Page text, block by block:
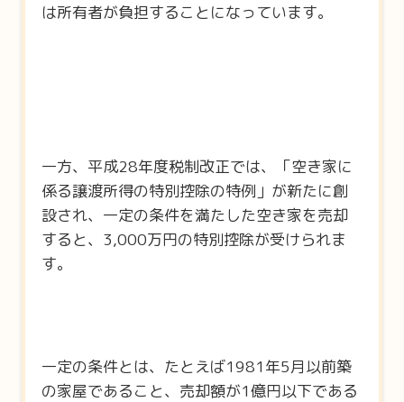
は所有者が負担することになっています。
一方、平成28年度税制改正では、「空き家に
係る譲渡所得の特別控除の特例」が新たに創
設され、一定の条件を満たした空き家を売却
すると、3,000万円の特別控除が受けられま
す。
一定の条件とは、たとえば1981年5月以前築
の家屋であること、売却額が1億円以下である